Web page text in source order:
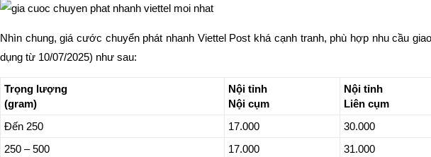
Nhìn chung, giá cước chuyển phát nhanh Viettel Post khá cạnh tranh, phù hợp nhu cầu
dụng từ 10/07/2025) như sau:
Trọng lượng
(gram)
Nội tỉnh
Nội cụm
Nội tỉnh
Liên cụm
Đến 250 17.000 30.000
250 – 500
17.000 31.000